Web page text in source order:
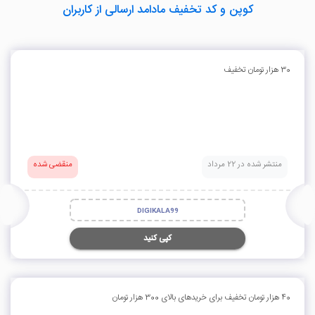
کوپن و کد تخفیف مادامد ارسالی از کاربران
30 هزار تومان تخفیف
منتشر شده در 22 مرداد منقضی شده
DIGIKALA99
کپی کنید
40 هزار تومان تخفیف برای خریدهای بالای 300 هزار تومان